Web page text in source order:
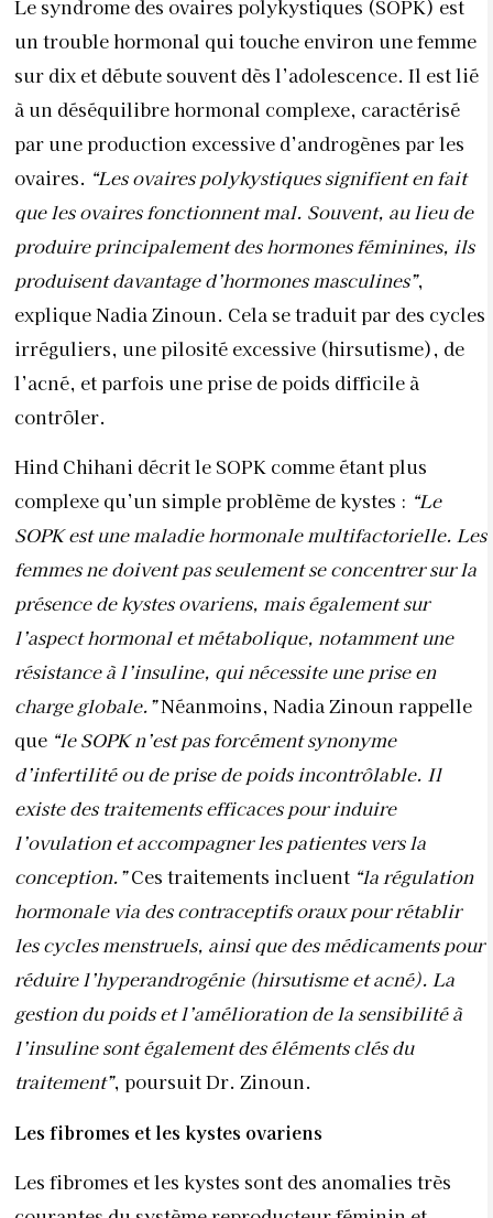
produisent davantage d’hormones masculines”,
explique Nadia Zinoun. Cela se traduit par des cycles
irréguliers, une pilosité excessive (hirsutisme), de
l’acné, et parfois une prise de poids difficile à
contrôler.
Hind Chihani décrit le SOPK comme étant plus
complexe qu’un simple problème de kystes :“Le
SOPK est une maladie hormonale multifactorielle. Les
femmes ne doivent pas seulement se concentrer sur la
présence de kystes ovariens, mais également sur
l’aspect hormonal et métabolique, notamment une
résistance à l’insuline, qui nécessite une prise en
“le SOPK n’est pas forcément synonyme
d’infertilité ou de prise de poids incontrôlable. Il
existe des traitements efficaces pour induire
l’ovulation et accompagner les patientes vers la
conception.”
Ces traitements incluent
hormonale via des contraceptifs oraux pour rétablir
les cycles menstruels, ainsi que des médicaments pour
réduire l’hyperandrogénie (hirsutisme et acné). La
gestion du poids et l’amélioration de la sensibilité à
l’insuline sont également des éléments clés du
, poursuit Dr. Zinoun.
Les fibromes et les kystes ovariens
Les fibromes et les kystes sont des anomalies très
courantes du système reproducteur féminin et
affectent généralement les femmes en âge de
procréer. Dans la plupart des cas, Les kystes sont
bénins et disparaissent d’eux-mêmes. Cependant,
certains kystes peuvent causer des douleurs
pelviennes, des règles irrégulières ou des
garde contre la négligence de ces kystes: